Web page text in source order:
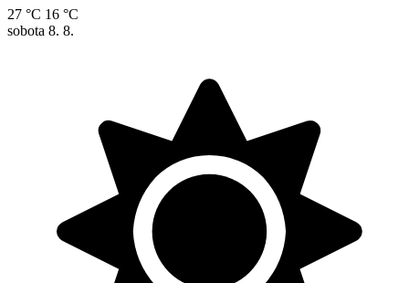
27 °C 16 °C
sobota 8. 8.